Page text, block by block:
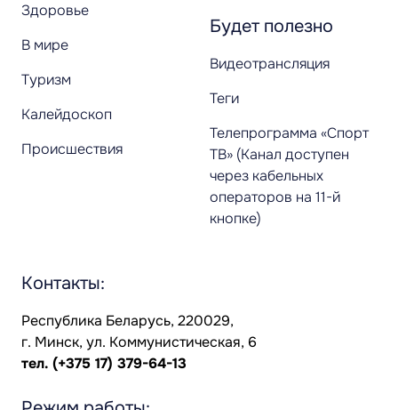
Здоровье
В мире
Туризм
Калейдоскоп
Происшествия
Будет полезно
Видеотрансляция
Теги
Телепрограмма «Спорт
ТВ» (Канал доступен
через кабельных
операторов на 11-й
кнопке)
Контакты:
Республика Беларусь, 220029,
г. Минск, ул. Коммунистическая, 6
тел. (+375 17) 379-64-13